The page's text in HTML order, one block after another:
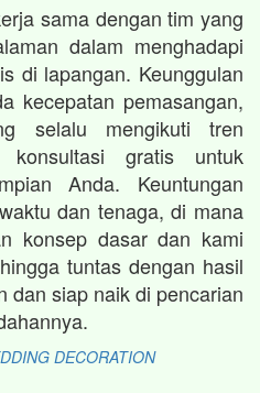
sama dengan tim yang
dalam menghadapi
di lapangan. Keunggulan
kecepatan pemasangan,
selalu mengikuti tren
gratis untuk
Anda. Keuntungan
dan tenaga, di mana
konsep dasar dan kami
tuntas dengan hasil
dan siap naik di pencarian
DECORATION